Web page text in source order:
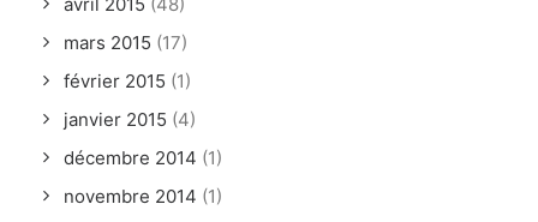
mars 2015 (17)
février 2015 (1)
janvier 2015 (4)
décembre 2014 (1)
novembre 2014 (1)